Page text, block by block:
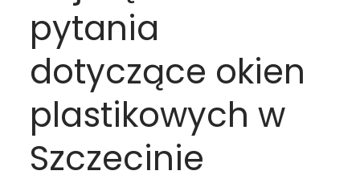
pytania
dotyczące okien
plastikowych w
Szczecinie